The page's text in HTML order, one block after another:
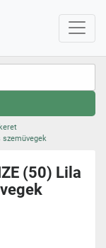
szemüvegek
(50) Lila